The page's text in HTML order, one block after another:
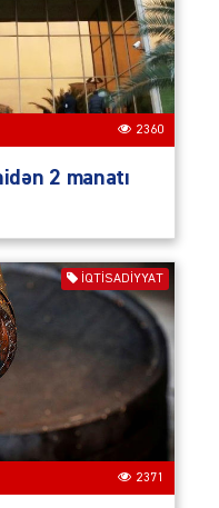
2360
2 manatı
İQTISADIYYAT
2371